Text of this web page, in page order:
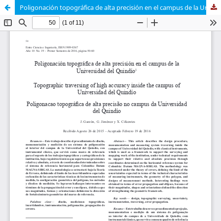
Poligonación topográfica de alta precisión en el campus de la Universidad del Quindío